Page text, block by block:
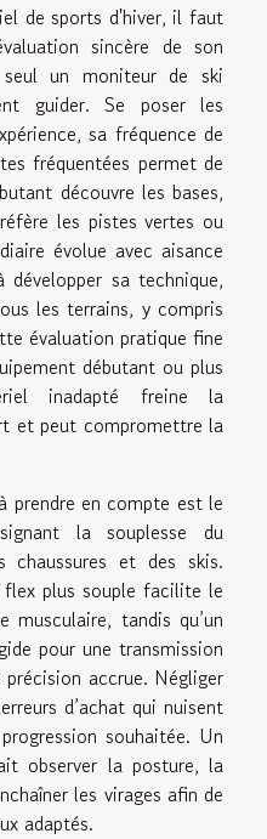
de sports d'hiver, il faut
sincère de son
un moniteur de ski
guider. Se poser les
sa fréquence de
fréquentées permet de
découvre les bases,
les pistes vertes ou
évolue avec aisance
sa technique,
les terrains, y compris
évaluation pratique fine
débutant ou plus
inadapté freine la
et peut compromettre la
prendre en compte est le
la souplesse du
chaussures et des skis.
plus souple facilite le
tandis qu’un
pour une transmission
accrue. Négliger
d’achat qui nuisent
souhaitée. Un
observer la posture, la
les virages afin de
adaptés.